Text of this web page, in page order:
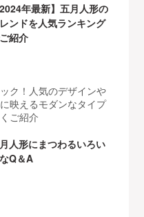
2024年最新】五月人形の
レンドを人気ランキング
紹介
ク！人気のデザインや
映えるモダンなタイプ
ご紹介
人形にまつわるいろい
Q＆A